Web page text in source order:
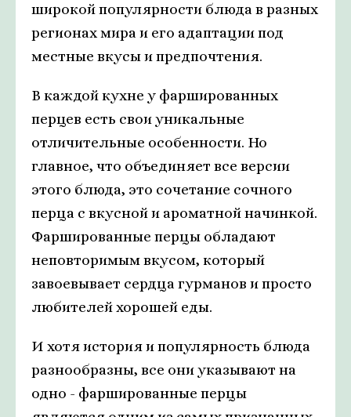
широкой популярности блюда в разных
регионах мира и его адаптации под
местные вкусы и предпочтения.
В каждой кухне у фаршированных
перцев есть свои уникальные
отличительные особенности. Но
главное, что объединяет все версии
этого блюда, это сочетание сочного
перца с вкусной и ароматной начинкой.
Фаршированные перцы обладают
неповторимым вкусом, который
завоевывает сердца гурманов и просто
любителей хорошей еды.
И хотя история и популярность блюда
разнообразны, все они указывают на
одно - фаршированные перцы